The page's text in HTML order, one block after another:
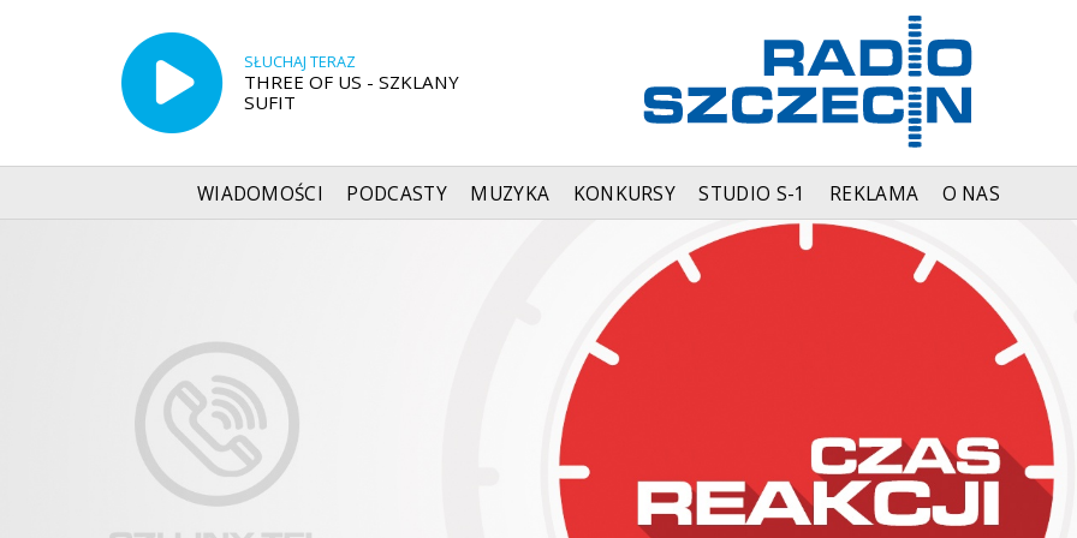
SŁUCHAJ TERAZ
THREE OF US - SZKLANY
SUFIT
WIADOMOŚCI PODCASTY MUZYKA KONKURSY STUDIO S-1 REKLAMA O NAS